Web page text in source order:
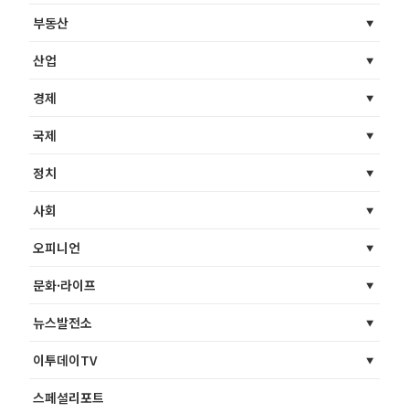
부동산
산업
경제
국제
정치
사회
오피니언
문화·라이프
뉴스발전소
이투데이TV
스페셜리포트